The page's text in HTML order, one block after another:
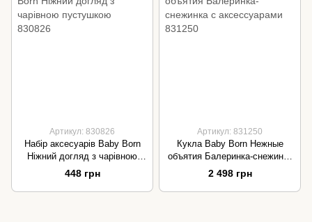
Артикул: 830826
Набір аксесуарів Baby Born
Ніжний догляд з чарівною
пустушкою 830826
448 грн
Артикул: 831250
Кукла Baby Born Нежные
объятия Балеринка-снежинка
с аксессуарами 831250
2 498 грн